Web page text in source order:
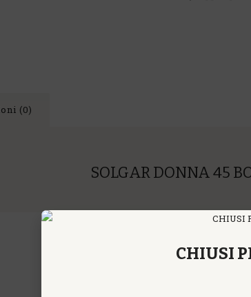
(0)
SOLGAR DONNA 45
CHIUSI